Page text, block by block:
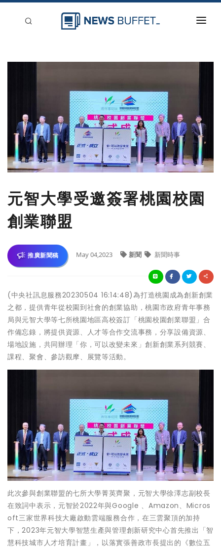
元智大學受邀簽署桃園校園
創業聯盟
推廣新聞稿 May 04,2023 新聞 新聞時事
(中央社訊息服務20230504 16:14:48)為打造桃園成為創新創業
之都，提供青年從校園到社會的創業協助，桃園市政府青年事務
局與元智大學等七所桃園地區高校簽訂「桃園校園創業聯盟」合
作備忘錄，將提供資源、人才等合作交流事務，分享設備資源、
場地設施，共同辦理「你，可以改變未來」創新創業系列競賽、
課程、聚會、參訪觀摩、展覽等活動。
此次參與創業聯盟的七所大學菁英齊聚，元智大學徐澤志副校長
在致詞中表示，元智於2022年與Google 、Amazon、Micros
oft三家世界科技大廠啟動雲端服務合作，在三雲聚頂的加持
下，2023年元智大學智慧生產與管理創新研究中心首先推出「智
慧科技城市人才培育計畫」，以落實張善政市長提出的《數位五